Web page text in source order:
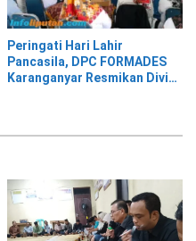
Peringati Hari Lahir
Pancasila, DPC FORMADES
Karanganyar Resmikan Divisi